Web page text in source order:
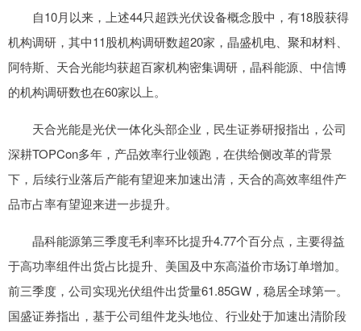
自10月以来，上述44只超跌光伏设备概念股中，有18股获得
机构调研，其中11股机构调研数超20家，晶盛机电、聚和材料、
阿特斯、天合光能均获超百家机构密集调研，晶科能源、中信博
的机构调研数也在60家以上。
天合光能是光伏一体化头部企业，民生证券研报指出，公司
深耕TOPCon多年，产品效率行业领跑，在供给侧改革的背景
下，后续行业落后产能有望迎来加速出清，天合的高效率组件产
品市占率有望迎来进一步提升。
晶科能源第三季度毛利率环比提升4.77个百分点，主要得益
于高功率组件出货占比提升、美国及中东高溢价市场订单增加。
前三季度，公司实现光伏组件出货量61.85GW，稳居全球第一。
国盛证券指出，基于公司组件龙头地位、行业处于加速出清阶段